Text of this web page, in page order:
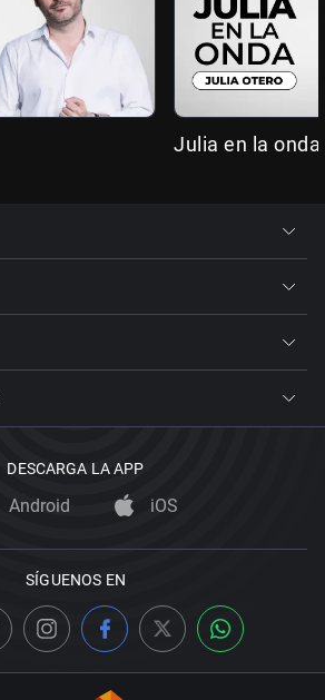
Julia en la onda
DESCARGA LA APP
Android iOS
SÍGUENOS EN